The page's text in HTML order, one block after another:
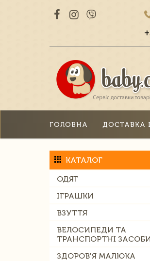
ГОЛОВНА ДОСТАВКА
КАТАЛОГ
ОДЯГ
ІГРАШКИ
ВЗУТТЯ
ВЕЛОСИПЕДИ ТА
ТРАНСПОРТНІ
ЗДОРОВ'Я МАЛЮКА